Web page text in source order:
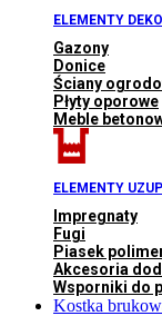
ELEMENTY
Gazony
Donice
Ściany
Płyty oporowe
Meble
ELEMENTY
Impregnaty
Fugi
Piasek
Akcesoria
Wsporniki do
Kostka